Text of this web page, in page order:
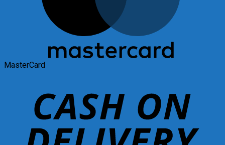
MasterCard